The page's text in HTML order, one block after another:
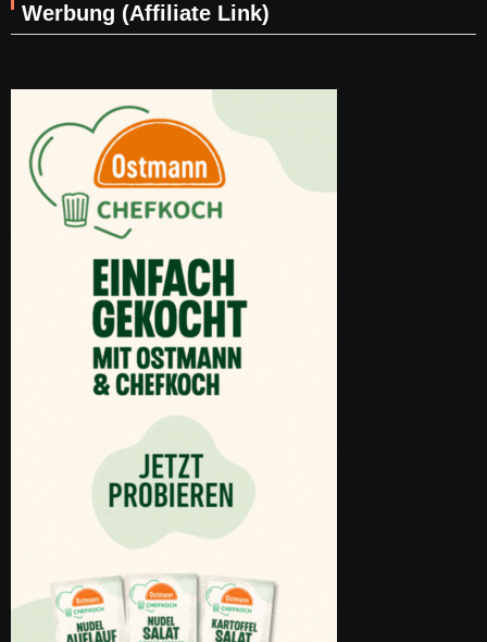
Werbung (Affiliate Link)